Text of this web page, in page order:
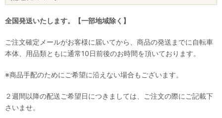
全国発送いたします。【一部地域除く】
ご注文確定メールがお客様に届いてから、商品の発送までに自転車
本体、用品類ともに通常10日前後のお時間を頂いております。
※商品手配のためにご希望に沿えない場合もございます。
２週間以降の配送ご希望日につきましては、ご注文の際にご記載下
さいませ。